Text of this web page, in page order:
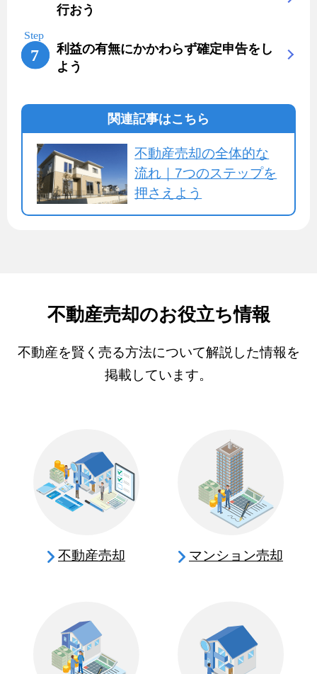
行おう
利益の有無にかかわらず確定申告をし
よう
関連記事はこちら
不動産売却の全体的な
流れ｜7つのステップを
押さえよう
不動産売却のお役立ち情報
不動産を賢く売る方法について解説した情報を
掲載しています。
不動産売却 マンション売却